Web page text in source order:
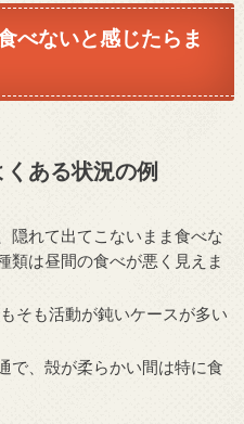
べないと感じたらま
ある状況の例
隠れて出てこないまま食べな
類は昼間の食べが悪く見えま
そも活動が鈍いケースが多い
で、殻が柔らかい間は特に食